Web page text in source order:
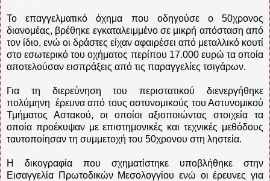
Το επαγγελματικό όχημα που οδηγούσε ο 50χρονος
διανομέας, βρέθηκε εγκαταλειμμένο σε μικρή απόσταση από
τον ίδιο, ενώ οι δράστες είχαν αφαιρέσει από μεταλλικό κουτί
στο εσωτερικό του οχήματος περίπου 17.000 ευρώ τα οποία
αποτελούσαν εισπράξεις από τις παραγγελίες τσιγάρων.
Για τη διερεύνηση του περιστατικού διενεργήθηκε
πολύμηνη έρευνα από τους αστυνομικούς του Αστυνομικού
Τμήματος Αστακού, οι οποίοι αξιοποιώντας στοιχεία τα
οποία προέκυψαν με επιστημονικές και τεχνικές μεθόδους
ταυτοποίησαν τη συμμετοχή του 50χρονου στη ληστεία.
Η δικογραφία που σχηματίστηκε υποβλήθηκε στην
Εισαγγελία Πρωτοδικών Μεσολογγίου ενώ οι έρευνες για